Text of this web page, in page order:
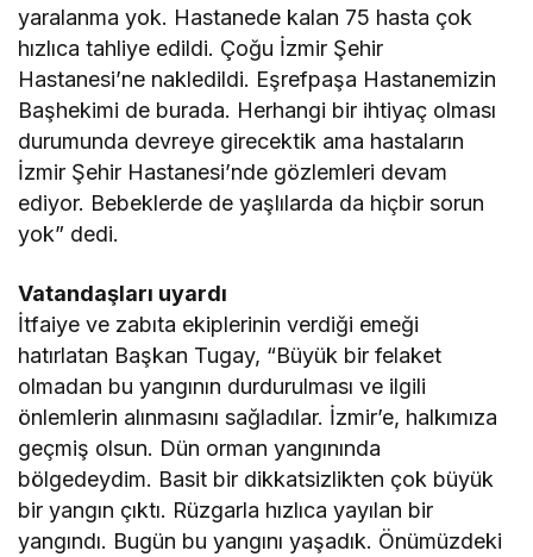
yaralanma yok. Hastanede kalan 75 hasta çok
hızlıca tahliye edildi. Çoğu İzmir Şehir
Hastanesi’ne nakledildi. Eşrefpaşa Hastanemizin
Başhekimi de burada. Herhangi bir ihtiyaç olması
durumunda devreye girecektik ama hastaların
İzmir Şehir Hastanesi’nde gözlemleri devam
ediyor. Bebeklerde de yaşlılarda da hiçbir sorun
yok” dedi.
Vatandaşları uyardı
İtfaiye ve zabıta ekiplerinin verdiği emeği
hatırlatan Başkan Tugay, “Büyük bir felaket
olmadan bu yangının durdurulması ve ilgili
önlemlerin alınmasını sağladılar. İzmir’e, halkımıza
geçmiş olsun. Dün orman yangınında
bölgedeydim. Basit bir dikkatsizlikten çok büyük
bir yangın çıktı. Rüzgarla hızlıca yayılan bir
yangındı. Bugün bu yangını yaşadık. Önümüzdeki